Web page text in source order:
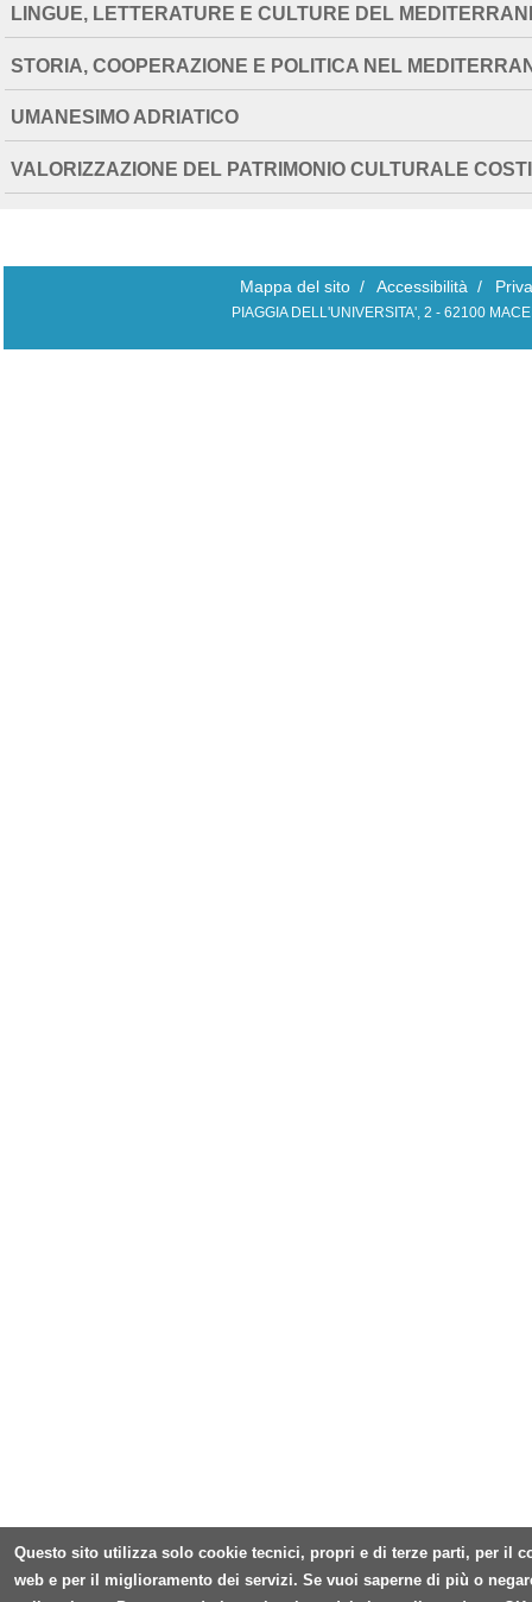
LINGUE, LETTERATURE E CULTURE DEL
STORIA, COOPERAZIONE E POLITICA NEL
UMANESIMO ADRIATICO
VALORIZZAZIONE DEL PATRIMONIO CULTURALE
Mappa del sito / Accessibilità /
PIAGGIA DELL'UNIVERSITA', 2 - 62100
Questo sito utilizza solo cookie tecnici, propri e di terze parti, per il
web e per il miglioramento dei servizi. Se vuoi saperne di più o